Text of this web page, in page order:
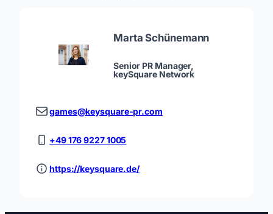
Marta Schünemann
Senior PR Manager,
keySquare Network
games@keysquare-pr.com
+49 176 9227 1005
https://keysquare.de/